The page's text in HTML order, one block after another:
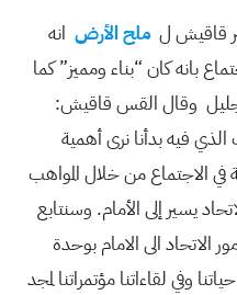
قاقيش ل ملح الأرض انه
بانه كان “بناء ومميز” كما
وقال القس قاقيش:
فيه بدأنا نرى أهمية
الاجتماع من خلال المواهب
يسير إلى الأمام. وسنتابع
الاتحاد الى الامام بوحدة
وفي لقاءاتنا مؤتمراتنا لمجد